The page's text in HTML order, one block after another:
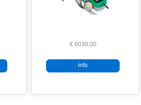
€ 6030,00
info